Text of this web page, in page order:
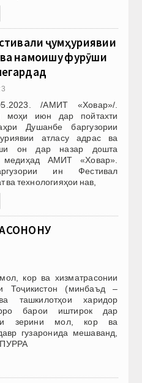
ҷумҳуриявии
ва намоишу фурӯши
/АМИТ «Ховар»/.
моҳи июн дар пойтахти
Душанбе баргузории
атласу адрас ва
он дар назар дошта
медиҳад АМИТ «Ховар».
ин Фестивал
ва технологияҳои нав,
кор ва хизматрасонии
Тоҷикистон (минбаъд –
ташкилотҳои харидор
барои иштирок дар
зерини мол, кор ва
гузаронида мешаванд,